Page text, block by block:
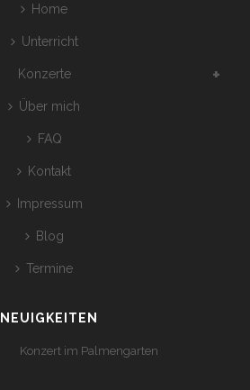
Home
Unterricht
Konzerte
Über mich
FAQ
Kontakt
Impressum
Blog
Termine
NEUIGKEITEN
Konzert im Palmengarten